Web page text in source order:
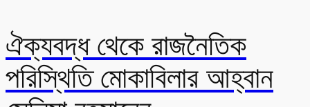
ঐক্যবদ্ধ থেকে রাজনৈতিক
পরিস্থিতি মোকাবিলার আহ্বান